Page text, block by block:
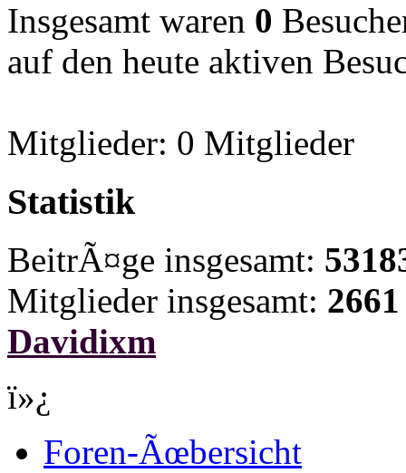
Insgesamt waren 0
auf den heute aktiven
Mitglieder: 0 Mitglieder
Statistik
BeitrÃ¤ge insgesamt:
Mitglieder insgesamt: 2661
Davidixm
ï»¿
Foren-Ãœbersicht